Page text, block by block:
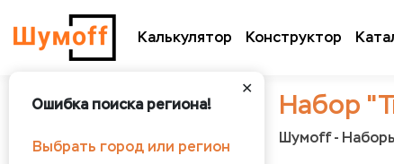
Калькулятор Конструктор
✕
Ошибка поиска региона!
Выбрать город или регион
Набор
Шумoff -